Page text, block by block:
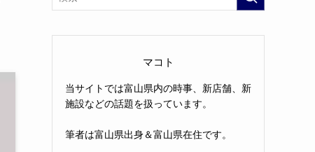
マコト
当サイトでは富山県内の時事、新店舗、新
施設などの話題を扱っています。
筆者は富山県出身＆富山県在住です。